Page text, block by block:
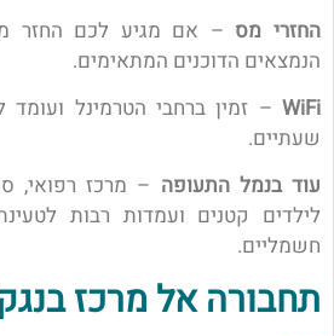
החזרי מס
הנמצאים הדוכנים המתאימים.
WiFi – זמין ברחבי הטרמינל
שעתיים.
עוד בנמל התעופה – מרכז רפואי,
לילדים קטנים ועמדות רבות
חשמליים.
תחבורה אל מרכז